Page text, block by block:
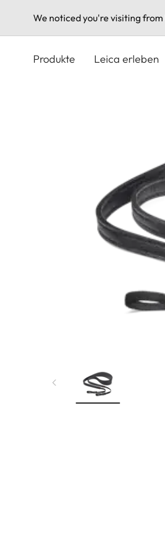
We noticed you're visiting from
Produkte Leica erleben